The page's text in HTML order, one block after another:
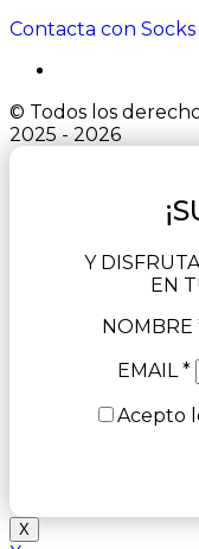
Contacta con
© Todos los
2025 - 2026
Y
EN
NOMBRE
EMAIL *
Acepto
X